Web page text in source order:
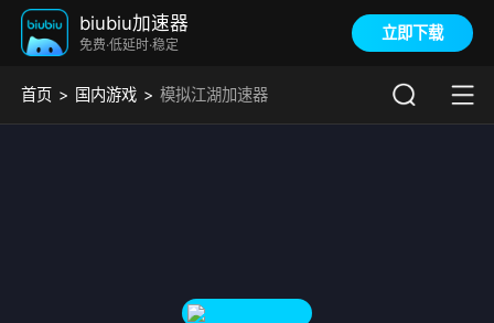
biubiu加速器
免费·低延时·稳定
立即下载
首页 国内游戏 模拟江湖加速器